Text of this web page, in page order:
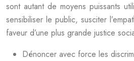
sont autant de moyens puissants
sensibiliser le public, susciter
faveur d’une plus grande justice
Dénoncer avec force les